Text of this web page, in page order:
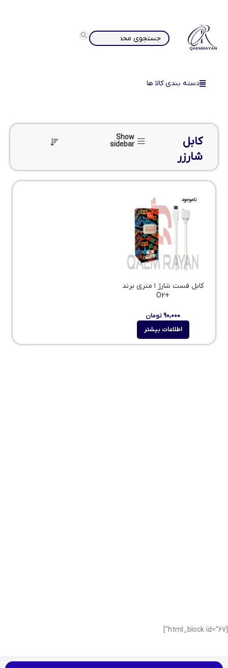
دسته بندی کالا ها
کابل
شارزر
Show
sidebar
ناموجود
کابل فست شارژ ۱ متری برند
+O2
۹۰,۰۰۰تومان
اطلاعات بیشتر
[html_block id="67"]